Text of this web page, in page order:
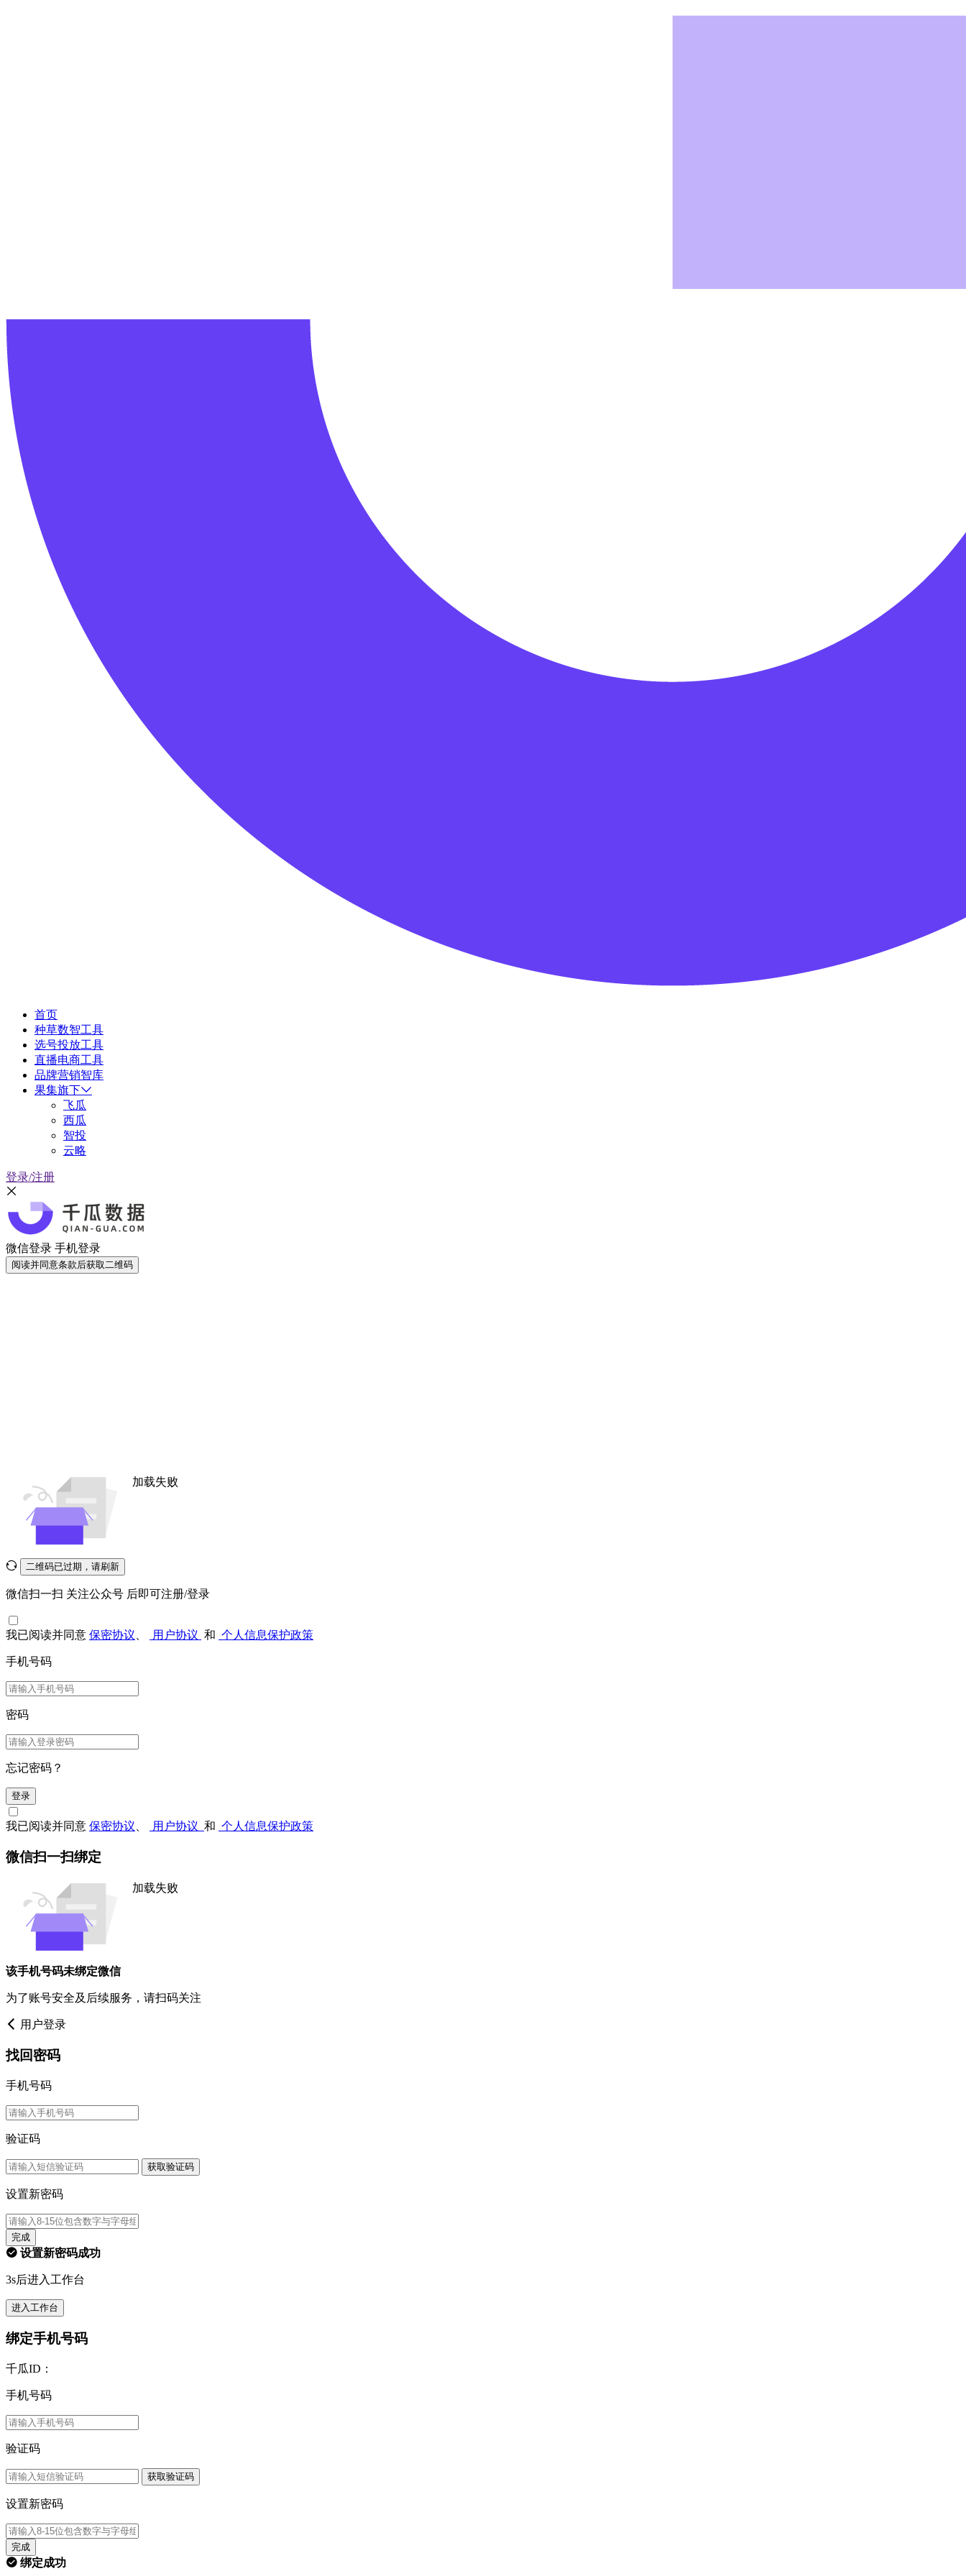
首页
种草数智工具
选号投放工具
直播电商工具
品牌营销智库
果集旗下
飞瓜
西瓜
智投
云略
登录/注册
微信登录 手机登录
阅读并同意条款后获取二维码
加载失败
二维码已过期，请刷新
微信扫一扫 关注公众号 后即可注册/登录
我已阅读并同意 保密协议 用户协议 和 个人信息保护政策
手机号码
密码
忘记密码？
登录
我已阅读并同意 保密协议 用户协议 和 个人信息保护政策
微信扫一扫绑定
加载失败
该手机号码未绑定微信
为了账号安全及后续服务，请扫码关注
用户登录
找回密码
手机号码
验证码
获取验证码
设置新密码
完成
设置新密码成功
3s后进入工作台
进入工作台
绑定手机号码
千瓜ID：
手机号码
验证码
获取验证码
设置新密码
完成
绑定成功